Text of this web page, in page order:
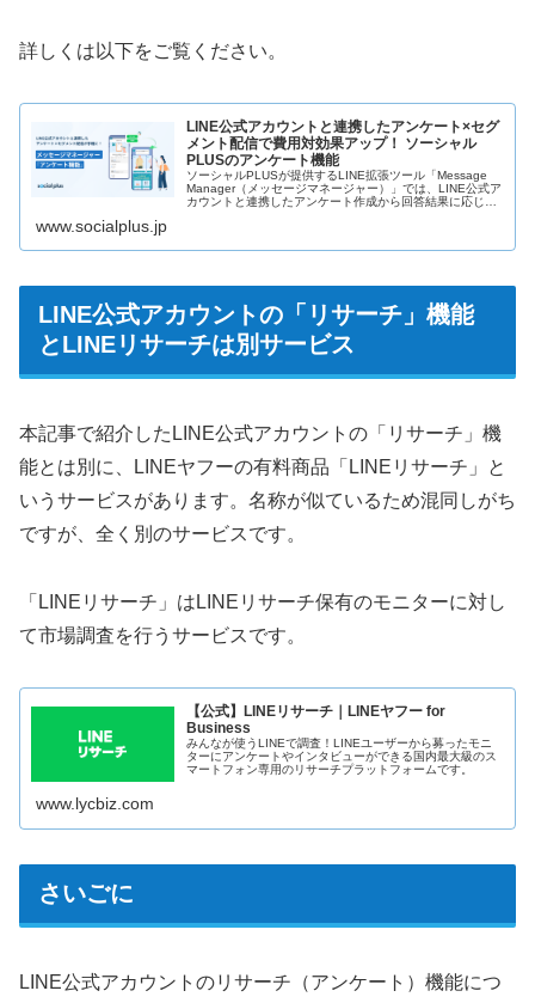
詳しくは以下をご覧ください。
LINE公式アカウントと連携したアンケート×セグ
メント配信で費用対効果アップ！ ソーシャル
PLUSのアンケート機能
ソーシャルPLUSが提供するLINE拡張ツール「Message
Manager（メッセージマネージャー）」では、LINE公式ア
カウントと連携したアンケート作成から回答結果に応じた
www.socialplus.jp
LINE公式アカウントの「リサーチ」機能
とLINEリサーチは別サービス
本記事で紹介したLINE公式アカウントの「リサーチ」機
能とは別に、LINEヤフーの有料商品「LINEリサーチ」と
いうサービスがあります。名称が似ているため混同しがち
ですが、全く別のサービスです。
「LINEリサーチ」はLINEリサーチ保有のモニターに対し
て市場調査を行うサービスです。
【公式】LINEリサーチ｜LINEヤフー for
Business
みんなが使うLINEで調査！LINEユーザーから募ったモニ
ターにアンケートやインタビューができる国内最大級のス
マートフォン専用のリサーチプラットフォームです。
www.lycbiz.com
さいごに
LINE公式アカウントのリサーチ（アンケート）機能につ